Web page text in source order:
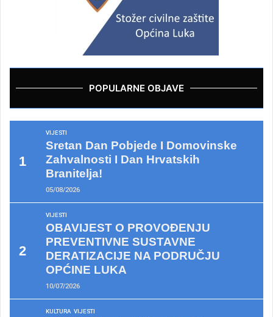
POPULARNE OBJAVE
VIJESTI
Sretan Dan Pobjede I Domovinske
Zahvalnosti I Dan Hrvatskih
Branitelja!
05/08/2026
VIJESTI
OBAVIJEST O PROVOĐENJU
PREVENTIVNE SUSTAVNE
DERATIZACIJE NA PODRUČJU
OPĆINE LUKA
10/07/2026
KULTURA VIJESTI